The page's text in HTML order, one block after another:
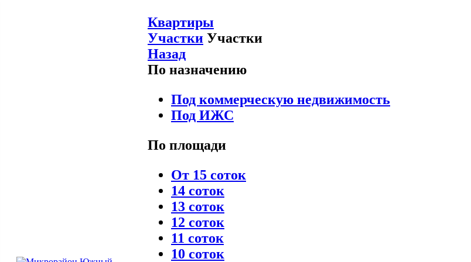
Квартиры
Участки Участки
Назад
По назначению
Под коммерческую недвижимость
Под ИЖС
По площади
От 15 соток
14 соток
13 соток
12 соток
11 соток
10 соток